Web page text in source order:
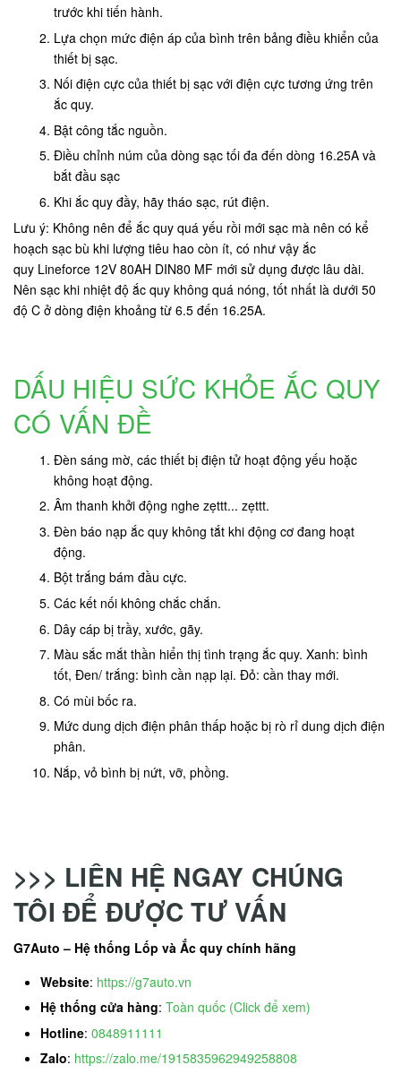
trước khi tiến hành.
Lựa chọn mức điện áp của bình trên bảng điều khiển của
thiết bị sạc.
Nối điện cực của thiết bị sạc với điện cực tương ứng trên
ắc quy.
Bật công tắc nguồn.
Điều chỉnh núm của dòng sạc tối đa đến dòng 16.25A và
bắt đầu sạc
Khi ắc quy đầy, hãy tháo sạc, rút điện.
Lưu ý: Không nên để ắc quy quá yếu rồi mới sạc mà nên có kể
hoạch sạc bù khi lượng tiêu hao còn ít, có như vậy ắc
quy Lineforce 12V 80AH DIN80 MF mới sử dụng được lâu dài.
Nên sạc khi nhiệt độ ắc quy không quá nóng, tốt nhất là dưới 50
độ C ở dòng điện khoảng từ 6.5 đến 16.25A.
DẤU HIỆU SỨC KHỎE ẮC QUY
CÓ VẤN ĐỀ
Đèn sáng mờ, các thiết bị điện tử hoạt động yếu hoặc
không hoạt động.
Âm thanh khởi động nghe zẹttt... zẹttt.
Đèn báo nạp ắc quy không tắt khi động cơ đang hoạt
động.
Bột trắng bám đầu cực.
Các kết nối không chắc chắn.
Dây cáp bị trầy, xước, gãy.
Màu sắc mắt thần hiển thị tình trạng ắc quy. Xanh: bình
tốt, Đen/ trắng: bình cần nạp lại. Đỏ: cần thay mới.
Có mùi bốc ra.
Mức dung dịch điện phân thấp hoặc bị rò rỉ dung dịch điện
phân.
Nắp, vỏ bình bị nứt, vỡ, phồng.
>>> LIÊN HỆ NGAY CHÚNG
TÔI ĐỂ ĐƯỢC TƯ VẤN
G7Auto – Hệ thống Lốp và Ắc quy chính hãng
Website: https://g7auto.vn
Hệ thống cửa hàng: Toàn quốc (Click để xem)
Hotline: 0848911111
Zalo: https://zalo.me/1915835962949258808